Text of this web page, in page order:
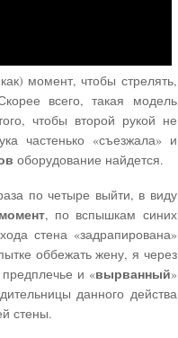
момент, чтобы стрелять,
всего, такая модель
чтобы второй рукой не
частенько «съезжала» и
оборудование найдется.
по четыре выйти, в виду
, по вспышкам синих
стена «задрапирована»
оббежать жену, я через
и «вырванный»
данного действа
стены.